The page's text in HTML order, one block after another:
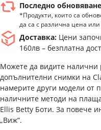
Последно
*Продукти, които са
да са с различна цена
Доставка: Цени
160лв – безплатна
Можете да видите налични
допълнителни снимки на
намерите други модели от
наличните методи на
Ellis Betty Боти. За повече
„Виж“.